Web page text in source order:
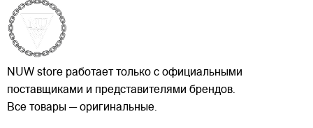
NUW store работает только с официальными
поставщиками и представителями брендов.
Все товары — оригинальные.